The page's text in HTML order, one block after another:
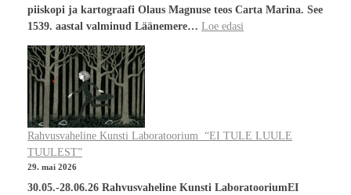
piiskopi ja kartograafi Olaus Magnuse teos Carta Marina. See
1539. aastal valminud Läänemere… Loe edasi
Rahvusvaheline Kunsti Laboratoorium “EI TULE LUULE
TUULEST”
29. mai 2026
30.05.-28.06.26 Rahvusvaheline Kunsti LaboratooriumEI